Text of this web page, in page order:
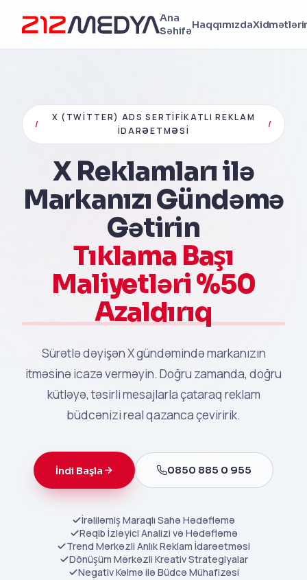
Ana
Səhifə
Haqqımızda
/
X (TWITTER) ADS SERTIFIKATLI REKLAM
İDARƏETMƏSI
/
X Reklamları ilə
Markanızı Gündəmə
Gətirin
Tıklama Başı
Maliyetləri %50
Azaldırıq
Sürətlə dəyişən X gündəmində markanızın
itməsinə icazə verməyin. Doğru zamanda, doğru
kütləyə, təsirli mesajlarla çataraq reklam
büdcənizi real qazanca çeviririk.
İndi Başla 0850 885 0 955
İrəliləmiş Maraqlı Sahə Hədəfləmə
Rəqib İzləyici Analizi və Hədəfləmə
Trend Mərkəzli Anlık Reklam İdarəetməsi
Dönüşüm Mərkəzli Kreativ Strategiyalar
Negativ Kəlmə ilə Büdcə Mühafizəsi